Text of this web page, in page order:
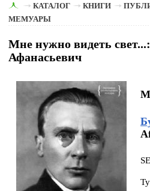
КАТАЛОГ КНИГИ
МЕМУАРЫ
Мне нужно видеть
Афанасьевич